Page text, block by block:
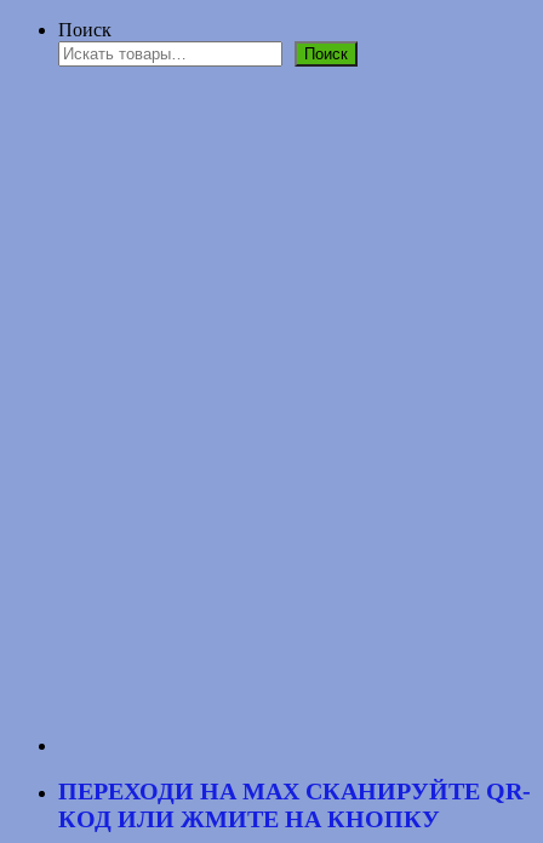
Поиск
Поиск
ПЕРЕХОДИ НА MAX СКАНИРУЙТЕ QR-
КОД ИЛИ ЖМИТЕ НА КНОПКУ